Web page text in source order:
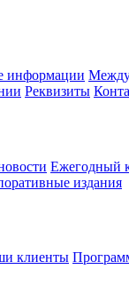
информации
Реквизиты
Ежегодный
издания
клиенты